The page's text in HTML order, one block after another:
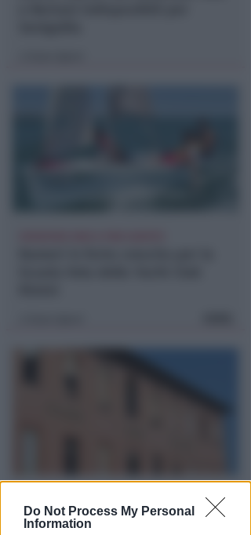
Do Not Process My Personal
Information
Controlli nelle colonie